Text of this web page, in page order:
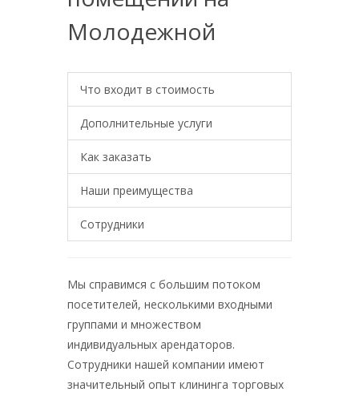
Молодежной
Что входит в стоимость
Дополнительные услуги
Как заказать
Наши преимущества
Сотрудники
Мы справимся с большим потоком
посетителей, несколькими входными
группами и множеством
индивидуальных арендаторов.
Сотрудники нашей компании имеют
значительный опыт клининга торговых